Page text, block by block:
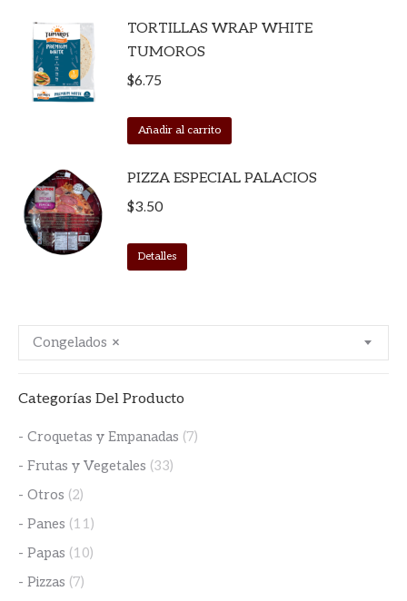
TORTILLAS WRAP WHITE
TUMOROS
$6.75
Añadir al carrito
PIZZA ESPECIAL PALACIOS
$3.50
Detalles
×
Congelados
Categorías Del Producto
- Croquetas y Empanadas (7)
- Frutas y Vegetales (33)
- Otros (2)
- Panes (11)
- Papas (10)
- Pizzas (7)